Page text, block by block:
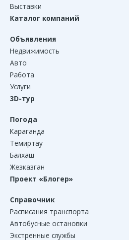
Выставки
Каталог компаний
Объявления
Недвижимость
Авто
Работа
Услуги
3D-тур
Погода
Караганда
Темиртау
Балхаш
Жезказган
Проект «Блогер»
Справочник
Расписания транспорта
Автобусные остановки
Экстренные службы